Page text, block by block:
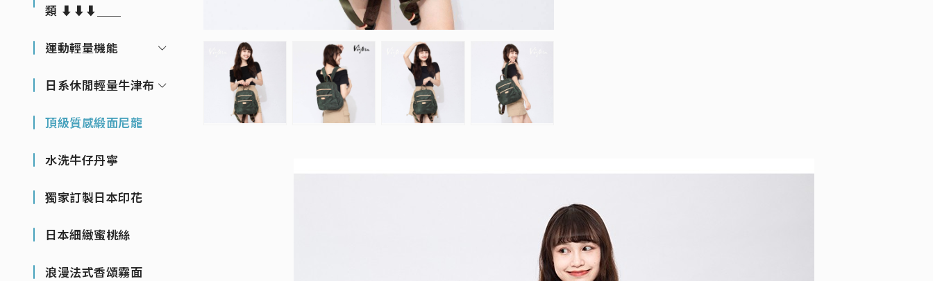
類 ⬇⬇⬇＿＿
運動輕量機能
日系休閒輕量牛津布
頂級質感緞面尼龍
水洗牛仔丹寧
獨家訂製日本印花
日本細緻蜜桃絲
浪漫法式香頌霧面